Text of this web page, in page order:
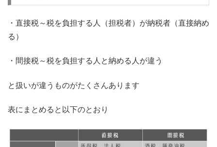
・直接税～税を負担する人（担税者）が納税者（直接納め
る）
・間接税～税を負担する人と納める人が違う
と扱いが違うものがたくさんあります
表にまとめると以下のとおり